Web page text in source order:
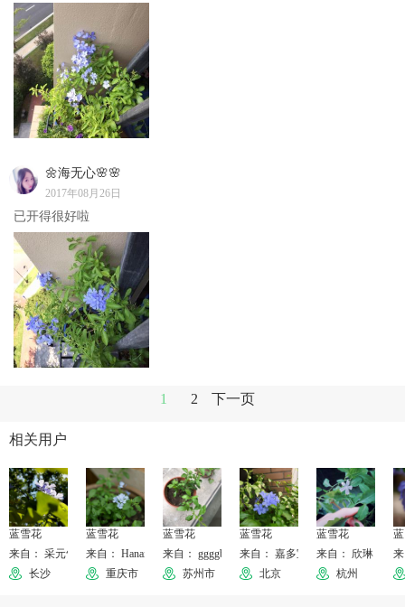
🌼海无心🌸🌸
2017年08月26日
已开得很好啦
1 2 下一页
相关用户
蓝雪花
来自： 采元气少女✨
长沙
蓝雪花
来自： Hanax
重庆市
蓝雪花
来自： ggggbbbb
苏州市
蓝雪花
来自： 嘉多宝
北京
蓝雪花
来自： 欣琳
杭州